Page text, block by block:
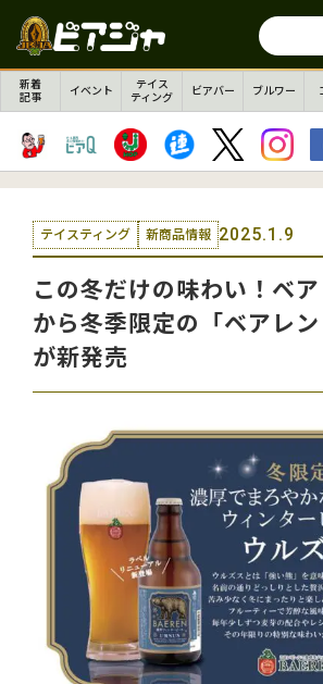
新着
記事
イベント
テイス
ティング
ビアバー ブルワー
テイスティング 新商品情報 2025.1.9
この冬だけの味わい！ベ
から冬季限定の「ベアレン
が新発売